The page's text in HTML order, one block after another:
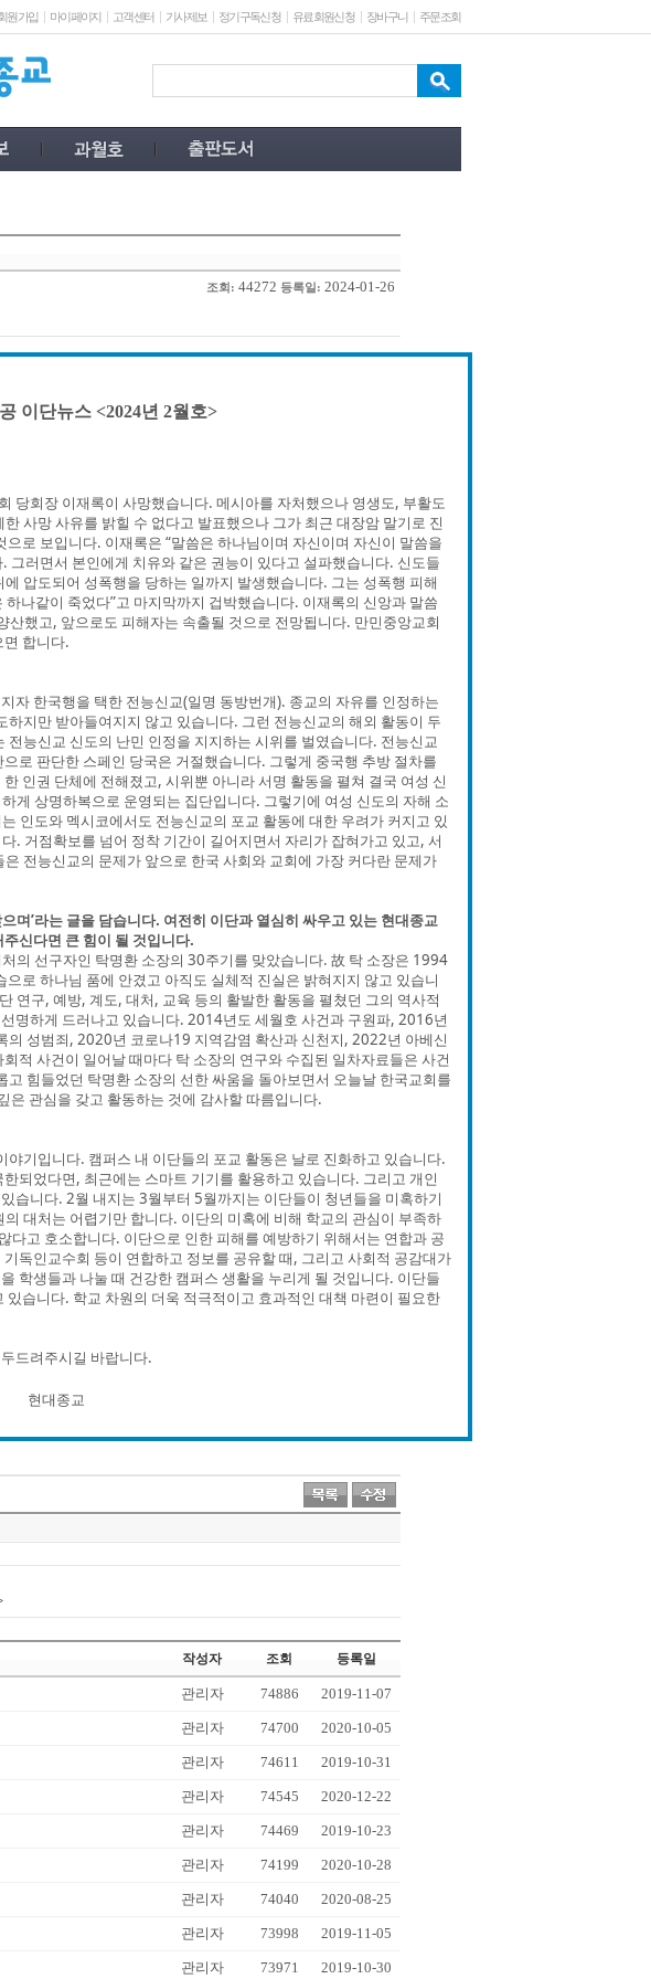
원가입 마이페이지 고객센터 기사제보 정기구독신청 유료회원신청 장바구니 주문조회
조회: 44272 등록일: 2024-01-26
이단뉴스 <2024년 2월호>
당회장 이재록이 사망했습니다. 메시아를 자처했으나 영생도, 부활도
사망 사유를 밝힐 수 없다고 발표했으나 그가 최근 대장암 말기로 진
로 보입니다. 이재록은 “말씀은 하나님이며 자신이며 자신이 말씀을
그러면서 본인에게 치유와 같은 권능이 있다고 설파했습니다. 신도들
압도되어 성폭행을 당하는 일까지 발생했습니다. 그는 성폭행 피해
나같이 죽었다”고 마지막까지 겁박했습니다. 이재록의 신앙과 말씀
했고, 앞으로도 피해자는 속출될 것으로 전망됩니다. 만민중앙교회
합니다.
자 한국행을 택한 전능신교(일명 동방번개). 종교의 자유를 인정하는
지만 받아들여지지 않고 있습니다. 그런 전능신교의 해외 활동이 두
능신교 신도의 난민 인정을 지지하는 시위를 벌였습니다. 전능신교
로 판단한 스페인 당국은 거절했습니다. 그렇게 중국행 추방 절차를
인권 단체에 전해졌고, 시위뿐 아니라 서명 활동을 펼쳐 결국 여성 신
게 상명하복으로 운영되는 집단입니다. 그렇기에 여성 신도의 자해 소
인도와 멕시코에서도 전능신교의 포교 활동에 대한 우려가 커지고 있
. 거점확보를 넘어 정착 기간이 길어지면서 자리가 잡혀가고 있고, 서
전능신교의 문제가 앞으로 한국 사회와 교회에 가장 커다란 문제가
며’라는 글을 담습니다. 여전히 이단과 열심히 싸우고 있는 현대종교
신다면 큰 힘이 될 것입니다.
의 선구자인 탁명환 소장의 30주기를 맞았습니다. 故 탁 소장은 1994
로 하나님 품에 안겼고 아직도 실체적 진실은 밝혀지지 않고 있습니
연구, 예방, 계도, 대처, 교육 등의 활발한 활동을 펼쳤던 그의 역사적
명하게 드러나고 있습니다. 2014년도 세월호 사건과 구원파, 2016년
성범죄, 2020년 코로나19 지역감염 확산과 신천지, 2022년 아베신
적 사건이 일어날 때마다 탁 소장의 연구와 수집된 일차자료들은 사건
힘들었던 탁명환 소장의 선한 싸움을 돌아보면서 오늘날 한국교회를
은 관심을 갖고 활동하는 것에 감사할 따름입니다.
기입니다. 캠퍼스 내 이단들의 포교 활동은 날로 진화하고 있습니다.
되었다면, 최근에는 스마트 기기를 활용하고 있습니다. 그리고 개인
습니다. 2월 내지는 3월부터 5월까지는 이단들이 청년들을 미혹하기
대처는 어렵기만 합니다. 이단의 미혹에 비해 학교의 관심이 부족하
다고 호소합니다. 이단으로 인한 피해를 예방하기 위해서는 연합과 공
독인교수회 등이 연합하고 정보를 공유할 때, 그리고 사회적 공감대가
학생들과 나눌 때 건강한 캠퍼스 생활을 누리게 될 것입니다. 이단들
습니다. 학교 차원의 더욱 적극적이고 효과적인 대책 마련이 필요한
드려주시길 바랍니다.
현대종교
작성자 조회 등록일
관리자 74886 2019-11-07
관리자 74700 2020-10-05
관리자 74611 2019-10-31
관리자 74545 2020-12-22
관리자 74469 2019-10-23
관리자 74199 2020-10-28
관리자 74040 2020-08-25
관리자 73998 2019-11-05
관리자 73971 2019-10-30